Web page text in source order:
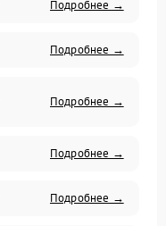
Подробнее →
Подробнее →
Подробнее →
Подробнее →
Подробнее →